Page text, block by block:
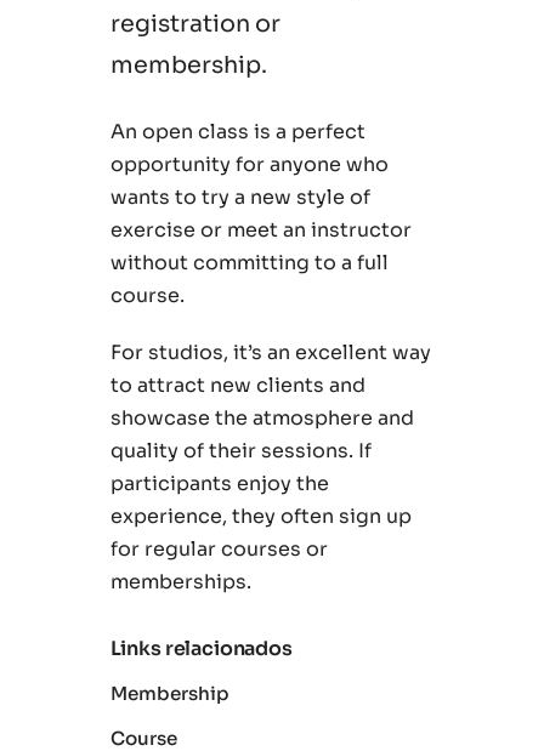
registration or
membership.
An open class is a perfect
opportunity for anyone who
wants to try a new style of
exercise or meet an instructor
without committing to a full
course.
For studios, it’s an excellent way
to attract new clients and
showcase the atmosphere and
quality of their sessions. If
participants enjoy the
experience, they often sign up
for regular courses or
memberships.
Links relacionados
Membership
Course